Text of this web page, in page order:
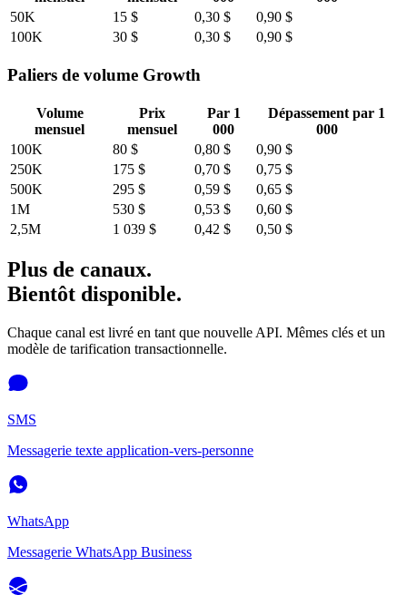
50K
15 $ 0,30 $
0,90 $
100K
30 $ 0,30 $ 0,90 $
Paliers de volume Growth
Volume
mensuel
Prix
mensuel
Par 1
000
Dépassement par 1
000
100K
80 $ 0,80 $
0,90 $
250K
175 $ 0,70 $
0,75 $
500K
295 $ 0,59 $
0,65 $
1M
530 $ 0,53 $
0,60 $
2,5M
1 039 $ 0,42 $ 0,50 $
Plus de canaux.
Bientôt disponible.
Chaque canal est livré en tant que nouvelle API. Mêmes clés et un
modèle de tarification transactionnelle.
SMS
Messagerie texte application-vers-personne
WhatsApp
Messagerie WhatsApp Business